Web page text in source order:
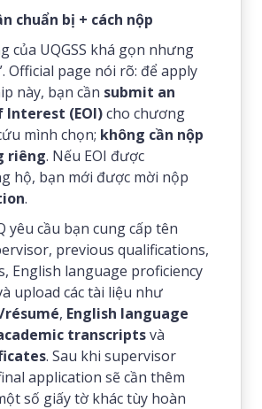
chuẩn bị + cách nộp
của UQGSS khá gọn nhưng
Official page nói rõ: để apply
này, bạn cần submit an
Interest (EOI)cho chương
mình chọn; không cần nộp
riêng. Nếu EOI được
hộ, bạn mới được mời nộp
.
yêu cầu bạn cung cấp tên
previous qualifications,
English language proficiency
upload các tài liệu như
résumé, English language
transcriptsvà
. Sau khi supervisor
application sẽ cần thêm
số giấy tờ khác tùy hoàn